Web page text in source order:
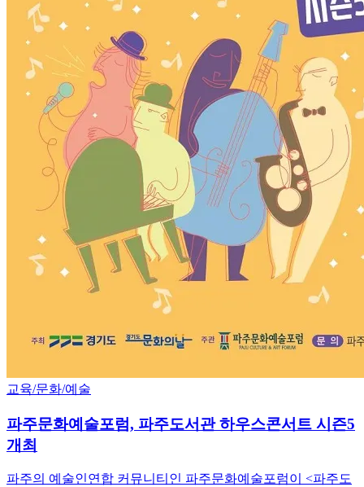
교육/문화/예술
파주문화예술포럼, 파주도서관 하우스콘서트 시즌5
개최
파주의 예술인연합 커뮤니티인 파주문화예술포럼이 <파주도